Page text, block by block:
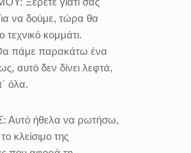
να δούμε, τώρα θα
τεχνικό κομμάτι.
πάμε παρακάτω ένα
αυτό δεν δίνει λεφτά,
όλα.
Αυτό ήθελα να ρωτήσω,
κλείσιμο της